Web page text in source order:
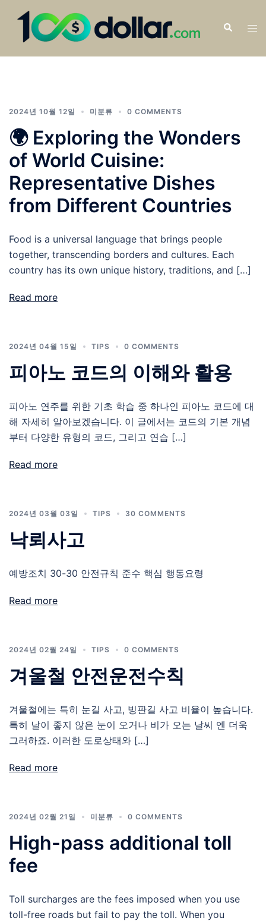
2024년 10월 12일 미분류 0 COMMENTS
🌍 Exploring the Wonders
of World Cuisine:
Representative Dishes
from Different Countries
Food is a universal language that brings people
together, transcending borders and cultures. Each
country has its own unique history, traditions, and […]
Read more
2024년 04월 15일 TIPS 0 COMMENTS
피아노 코드의 이해와 활용
피아노 연주를 위한 기초 학습 중 하나인 피아노 코드에 대
해 자세히 알아보겠습니다. 이 글에서는 코드의 기본 개념
부터 다양한 유형의 코드, 그리고 연습 […]
Read more
2024년 03월 03일 TIPS 30 COMMENTS
낙뢰사고
예방조치 30-30 안전규칙 준수 핵심 행동요령
Read more
2024년 02월 24일 TIPS 0 COMMENTS
겨울철 안전운전수칙
겨울철에는 특히 눈길 사고, 빙판길 사고 비율이 높습니다.
특히 날이 좋지 않은 눈이 오거나 비가 오는 날씨 엔 더욱
그러하죠. 이러한 도로상태와 […]
Read more
2024년 02월 21일 미분류 0 COMMENTS
High-pass additional toll
fee
Toll surcharges are the fees imposed when you use
toll-free roads but fail to pay the toll. When you